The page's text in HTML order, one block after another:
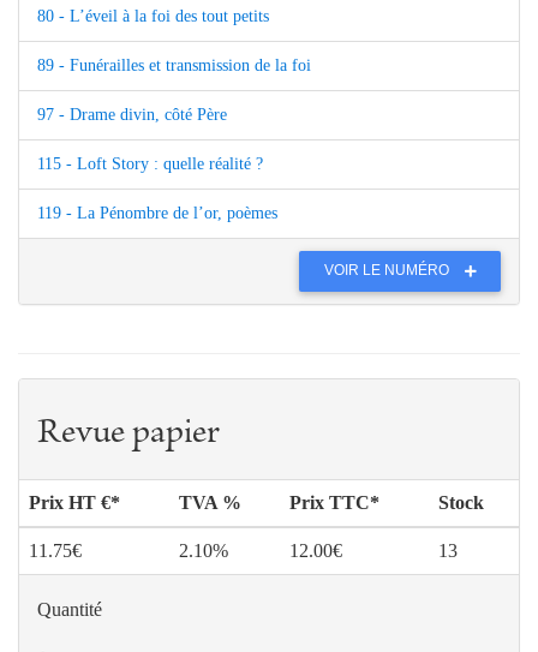
80 - L’éveil à la foi des tout petits
89 - Funérailles et transmission de la foi
97 - Drame divin, côté Père
115 - Loft Story : quelle réalité ?
119 - La Pénombre de l’or, poèmes
VOIR LE NUMÉRO
Revue papier
Prix HT €* TVA % Prix TTC* Stock
11.75€ 2.10% 12.00€ 13
Quantité